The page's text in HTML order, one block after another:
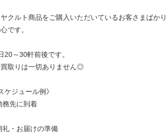
クルト商品をご購入いただいているお客さまばかり
です。
20～30軒前後です。
買取りは一切ありません◎
ケジュール例》
先に到着
・お届けの準備